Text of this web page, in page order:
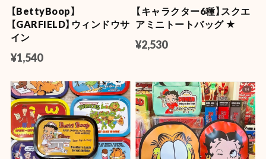
【BettyBoop】
【GARFIELD】ウィンドウサ
イン
¥1,540
【キャラクター6種】スクエ
アミニトートバッグ ★
¥2,530